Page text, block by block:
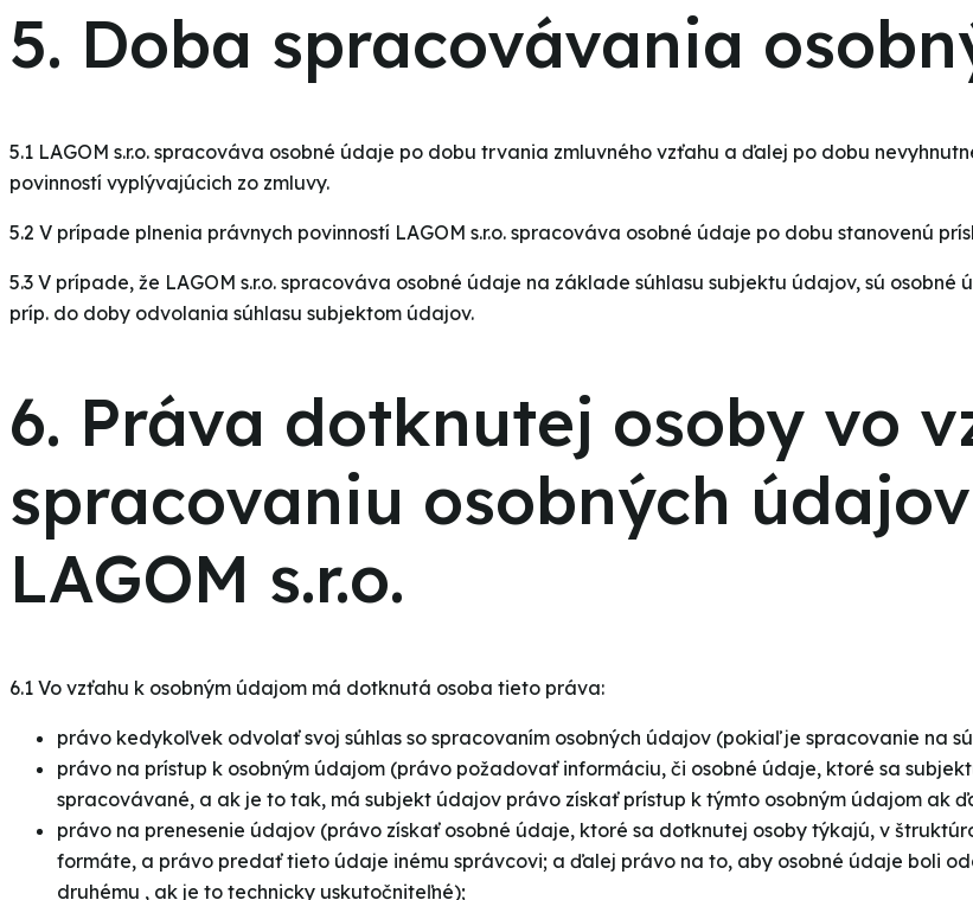
5. Doba spracovávania
5.1 LAGOM s.r.o. spracováva osobné údaje po dobu trvania zmluvného vzťahu a ďalej po dobu
povinností vyplývajúcich zo zmluvy.
5.2 V prípade plnenia právnych povinností LAGOM s.r.o. spracováva osobné údaje po dobu stanovenú
5.3 V prípade, že LAGOM s.r.o. spracováva osobné údaje na základe súhlasu subjektu údajov, sú
príp. do doby odvolania súhlasu subjektom údajov.
6. Práva dotknutej osoby vo
spracovaniu osobných
LAGOM s.r.o.
6.1 Vo vzťahu k osobným údajom má dotknutá osoba tieto práva:
právo kedykoľvek odvolať svoj súhlas so spracovaním osobných údajov (pokiaľ je spracovanie na
právo na prístup k osobným údajom (právo požadovať informáciu, či osobné údaje, ktoré sa
spracovávané, a ak je to tak, má subjekt údajov právo získať prístup k týmto osobným údajom ak
právo na prenesenie údajov (právo získať osobné údaje, ktoré sa dotknutej osoby týkajú, v
formáte, a právo predať tieto údaje inému správcovi; a ďalej právo na to, aby osobné údaje boli
druhému , ak je to technicky uskutočniteľné);